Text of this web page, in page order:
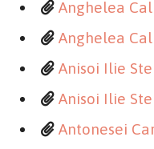
Anghelea
Anghelea
Anisoi Ilie
Anisoi Ilie
Antonesei